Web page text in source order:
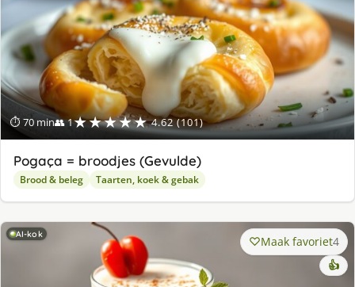
⏱ 70 min👥 1★★★★★ 4.62 (101)
Pogaça = broodjes (Gevulde)
Brood & beleg Taarten, koek & gebak
AI-kok Maak favoriet4
👍